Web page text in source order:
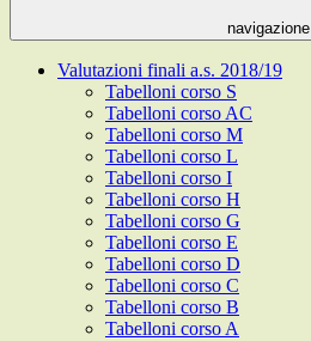
navigazione
Valutazioni finali a.s. 2018/19
Tabelloni corso S
Tabelloni corso AC
Tabelloni corso M
Tabelloni corso L
Tabelloni corso I
Tabelloni corso H
Tabelloni corso G
Tabelloni corso E
Tabelloni corso D
Tabelloni corso C
Tabelloni corso B
Tabelloni corso A